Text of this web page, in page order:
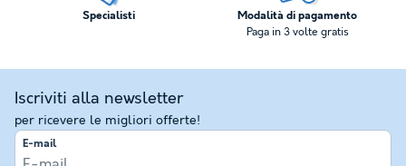
Specialisti Modalità di pagamento
Paga in 3 volte gratis
Iscriviti alla newsletter
per ricevere le migliori offerte!
E-mail